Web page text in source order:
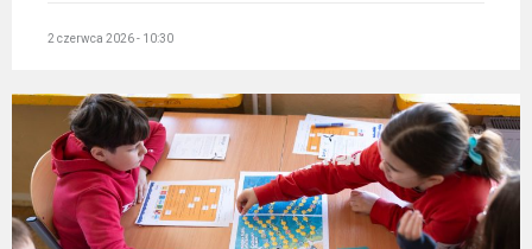
2 czerwca 2026 - 10:30